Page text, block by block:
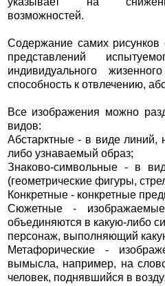
возможностей.
Содержание самих рисунков
представлений
индивидуального
способность к отвлечению,
Все изображения можно
видов:
Aбстарктные - в виде
либо узнаваемый образ;
Знаково-символьные - в
(геометрические фигуры,
Конкретные - конкретные
Сюжетные -
объединяются в какую-либо
персонаж, выполняющий
Метафорические -
вымысла, например, на
человек, поднявшийся в